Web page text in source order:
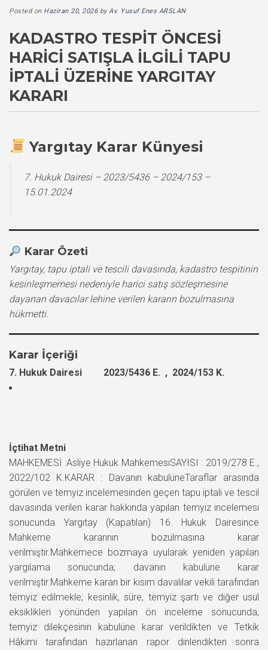
Posted on Haziran 20, 2026byAv. Yusuf Enes ARSLAN
KADASTRO TESPIT ÖNCESI
HARICI SATIŞLA İLGILI TAPU
İPTALI ÜZERINE YARGITAY
KARARI
Yargıtay Karar Künyesi
7. Hukuk Dairesi – 2023/5436 – 2024/153 –
15.01.2024
Karar Özeti
Yargıtay, tapu iptali ve tescili davasında, kadastro tespitinin
kesinleşmemesi nedeniyle harici satış sözleşmesine
dayanan davacılar lehine verilen kararın bozulmasına
hükmetti.
Karar İçeriği
7. Hukuk Dairesi 2023/5436 E. , 2024/153 K.
İçtihat Metni
MAHKEMESİ :Asliye Hukuk MahkemesiSAYISI : 2019/278 E.,
2022/102 K.KARAR : Davanın kabulüneTaraflar arasında
görülen ve temyiz incelemesinden geçen tapu iptali ve tescil
davasında verilen karar hakkında yapılan temyiz incelemesi
sonucunda Yargıtay (Kapatılan) 16. Hukuk Dairesince
Mahkeme kararının bozulmasına karar
verilmiştir.Mahkemece bozmaya uyularak yeniden yapılan
yargılama sonucunda; davanın kabulüne karar
verilmiştir.Mahkeme kararı bir kısım davalılar vekili tarafından
temyiz edilmekle; kesinlik, süre, temyiz şartı ve diğer usul
eksiklikleri yönünden yapılan ön inceleme sonucunda,
temyiz dilekçesinin kabulüne karar verildikten ve Tetkik
Hâkimi tarafından hazırlanan rapor dinlendikten sonra